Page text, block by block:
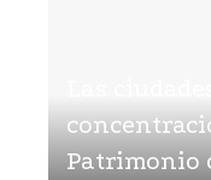
Patrimonio